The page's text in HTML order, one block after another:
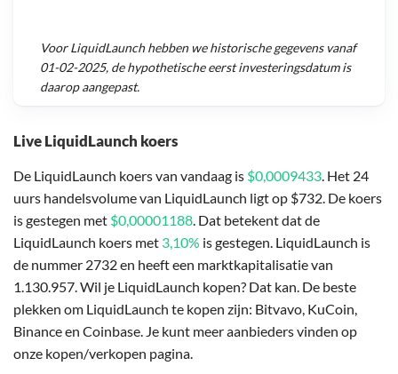
Live LiquidLaunch koers
De LiquidLaunch koers van vandaag is $0,0009433. Het 24
uurs handelsvolume van LiquidLaunch ligt op $732. De koers
is gestegen met $0,00001188. Dat betekent dat de
LiquidLaunch koers met 3,10% is gestegen. LiquidLaunch is
de nummer 2732 en heeft een marktkapitalisatie van
1.130.957. Wil je LiquidLaunch kopen? Dat kan. De beste
plekken om LiquidLaunch te kopen zijn: Bitvavo, KuCoin,
Binance en Coinbase. Je kunt meer aanbieders vinden op
onze kopen/verkopen pagina.
VoorLiquidLaunchhebben we historische gegevens vanaf
01-02-2025, de hypothetische eerst investeringsdatum is
daarop aangepast.